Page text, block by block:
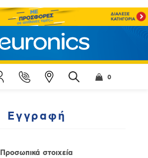
0
Εγγραφή
Προσωπικά στοιχεία